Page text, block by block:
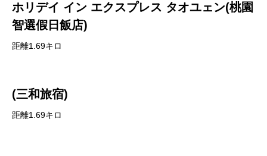
ホリデイ イン エクスプレス タオユェン(桃園
智選假日飯店)
距離1.69キロ
(三和旅宿)
距離1.69キロ